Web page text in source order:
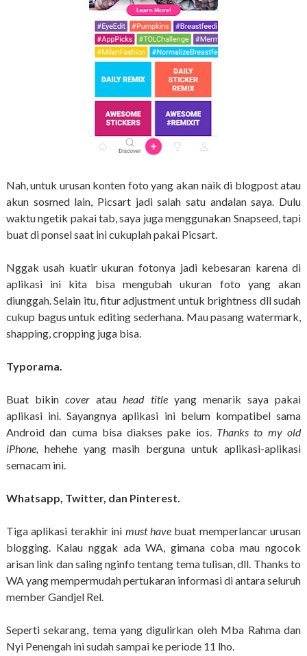
Nah, untuk urusan konten foto yang akan naik di blogpost atau
akun sosmed lain, Picsart jadi salah satu andalan saya. Dulu
waktu ngetik pakai tab, saya juga menggunakan Snapseed, tapi
buat di ponsel saat ini cukuplah pakai Picsart.
Nggak usah kuatir ukuran fotonya jadi kebesaran karena di
aplikasi ini kita bisa mengubah ukuran foto yang akan
diunggah. Selain itu, fitur adjustment untuk brightness dll sudah
cukup bagus untuk editing sederhana. Mau pasang watermark,
shapping, cropping juga bisa.
Typorama.
Buat bikincover atauhead title yang menarik saya pakai
aplikasi ini. Sayangnya aplikasi ini belum kompatibel sama
Android dan cuma bisa diakses pake ios. Thanks to my old
iPhone, hehehe yang masih berguna untuk aplikasi-aplikasi
semacam ini.
Whatsapp, Twitter, dan Pinterest.
Tiga aplikasi terakhir ini must have buat memperlancar urusan
blogging. Kalau nggak ada WA, gimana coba mau ngocok
arisan link dan saling nginfo tentang tema tulisan, dll. Thanks to
WA yang mempermudah pertukaran informasi di antara seluruh
member Gandjel Rel.
Seperti sekarang, tema yang digulirkan oleh Mba Rahma dan
Nyi Penengah ini sudah sampai ke periode 11 lho.